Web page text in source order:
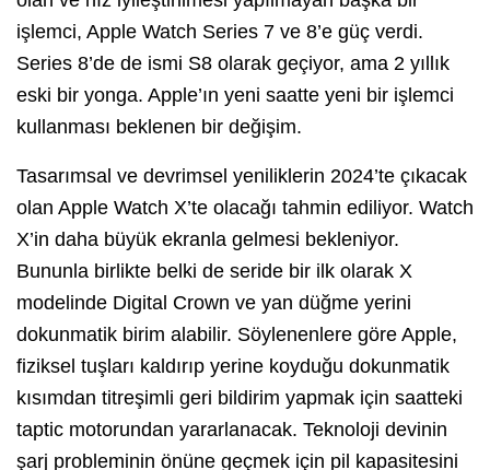
işlemci, Apple Watch Series 7 ve 8’e güç verdi.
Series 8’de de ismi S8 olarak geçiyor, ama 2 yıllık
eski bir yonga. Apple’ın yeni saatte yeni bir işlemci
kullanması beklenen bir değişim.
Tasarımsal ve devrimsel yeniliklerin 2024’te çıkacak
olan Apple Watch X’te olacağı tahmin ediliyor. Watch
X’in daha büyük ekranla gelmesi bekleniyor.
Bununla birlikte belki de seride bir ilk olarak X
modelinde Digital Crown ve yan düğme yerini
dokunmatik birim alabilir. Söylenenlere göre Apple,
fiziksel tuşları kaldırıp yerine koyduğu dokunmatik
kısımdan titreşimli geri bildirim yapmak için saatteki
taptic motorundan yararlanacak. Teknoloji devinin
şarj probleminin önüne geçmek için pil kapasitesini